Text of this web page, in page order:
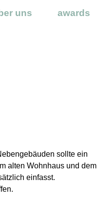
uns awards
sollte ein
alten Wohnhaus und dem
einfasst.